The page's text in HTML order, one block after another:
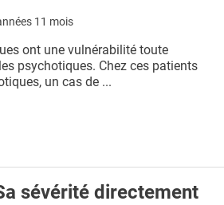
11 mois
ont une vulnérabilité toute
psychotiques. Chez ces patients
un cas de ...
sévérité directement